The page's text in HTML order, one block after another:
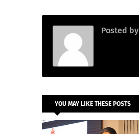
Posted by
YOU MAY LIKE THESE POSTS